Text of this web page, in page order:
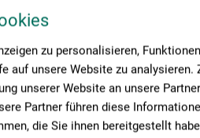
zu personalisieren,
auf unsere Website zu analysieren.
unserer Website an unsere
Partner führen diese
die Sie ihnen bereitgestellt